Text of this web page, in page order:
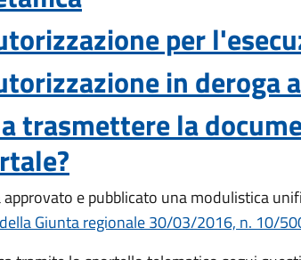
per
in
trasmettere la
approvato e pubblicato una modulistica
Giunta regionale 30/03/2016, n. 10/